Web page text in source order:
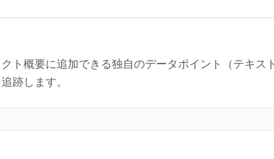
ト概要に追加できる独自のデータポイント（テキ
跡します。